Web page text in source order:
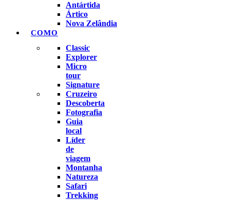
Antártida
Ártico
Nova Zelândia
COMO
Classic
Explorer
Micro
tour
Signature
Cruzeiro
Descoberta
Fotografia
Guia
local
Líder
de
viagem
Montanha
Natureza
Safari
Trekking